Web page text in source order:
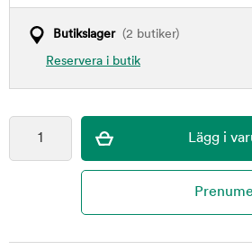
Butikslager(2 butiker)
Reservera i butik